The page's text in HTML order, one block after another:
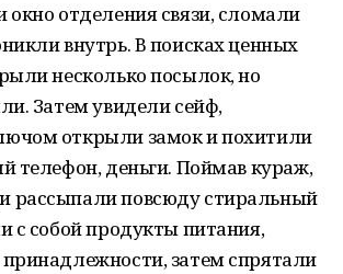
окно отделения связи, сломали
внутрь. В поисках ценных
несколько посылок, но
Затем увидели сейф,
открыли замок и похитили
телефон, деньги. Поймав кураж,
рассыпали повсюду стиральный
с собой продукты питания,
затем спрятали